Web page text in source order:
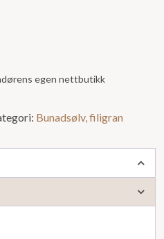
egen nettbutikk
Bunadsølv, filigran